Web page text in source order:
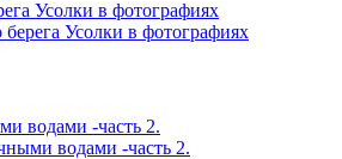
берега Усолки в фотографиях
водами -часть 2.